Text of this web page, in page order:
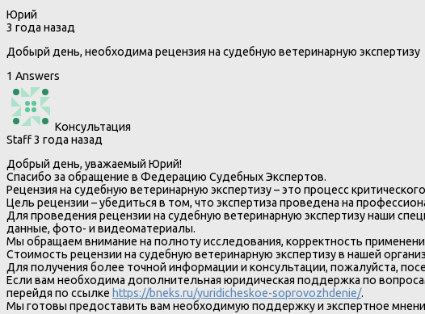
Юрий
3 года назад
Добырй день, необходима рецензия на судебную ветеринарную экспертизу
1 Answers
Консультация
Staff3 года назад
Добрый день, уважаемый Юрий!
Спасибо за обращение в Федерацию Судебных Экспертов.
Рецензия на судебную ветеринарную экспертизу – это процесс
Цель рецензии – убедиться в том, что экспертиза проведена на
Для проведения рецензии на судебную ветеринарную экспертизу наши
данные, фото- и видеоматериалы.
Мы обращаем внимание на полноту исследования, корректность
Стоимость рецензии на судебную ветеринарную экспертизу в нашей
Для получения более точной информации и консультации, пожалуйста,
Если вам необходима дополнительная юридическая поддержка по
перейдя по ссылке https://bneks.ru/yuridicheskoe-soprovozhdenie/.
Мы готовы предоставить вам необходимую поддержку и экспертное